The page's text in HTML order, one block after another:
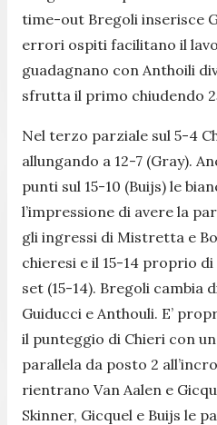
time-out Bregoli inserisce
errori ospiti facilitano il
guadagnano con Anthoili
sfrutta il primo chiudendo
Nel terzo parziale sul 5-4
allungando a 12-7 (Gray).
punti sul 15-10 (Buijs) le
l’impressione di avere la
gli ingressi di Mistretta e
chieresi e il 15-14 proprio
set (15-14). Bregoli cambia
Guiducci e Anthouli. E’
il punteggio di Chieri con
parallela da posto 2
rientrano Van Aalen e
Skinner, Gicquel e Buijs le